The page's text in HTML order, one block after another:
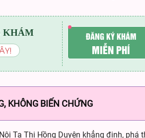
KHÁM ĐĂNG KÝ KHÁM
MIỄN PHÍ
KHÔNG BIẾN CHỨNG
Tạ Thị Hồng Duyên khẳng định,